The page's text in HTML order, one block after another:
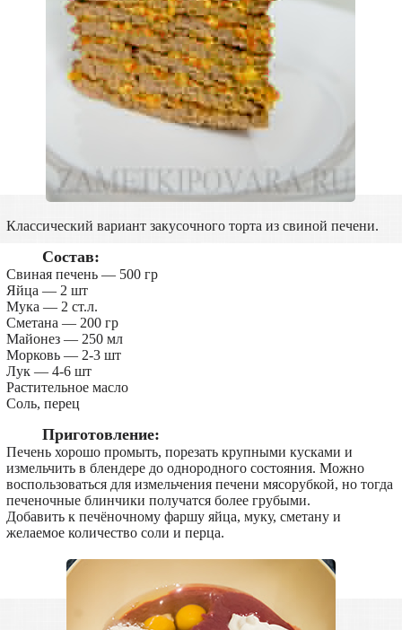
Классический вариант закусочного торта из свиной печени.
Состав:
Свиная печень — 500 гр
Яйца — 2 шт
Мука — 2 ст.л.
Сметана — 200 гр
Майонез — 250 мл
Морковь — 2-3 шт
Лук — 4-6 шт
Растительное масло
Соль, перец
Приготовление:
Печень хорошо промыть, порезать крупными кусками и
измельчить в блендере до однородного состояния. Можно
воспользоваться для измельчения печени мясорубкой, но тогда
печеночные блинчики получатся более грубыми.
Добавить к печёночному фаршу яйца, муку, сметану и
желаемое количество соли и перца.